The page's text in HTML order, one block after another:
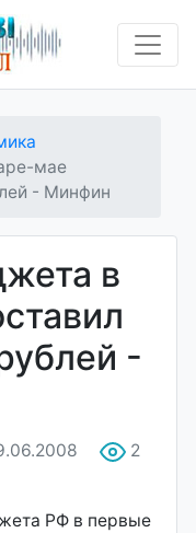
мае
- Минфин
в
-
2
РФ в первые